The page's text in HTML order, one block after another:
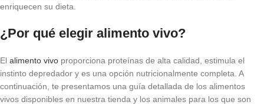
enriquecen su dieta.
¿Por qué elegir alimento vivo?
El alimento vivo proporciona proteínas de alta calidad, estimula el
instinto depredador y es una opción nutricionalmente completa. A
continuación, te presentamos una guía detallada de los alimentos
vivos disponibles en nuestra tienda y los animales para los que son